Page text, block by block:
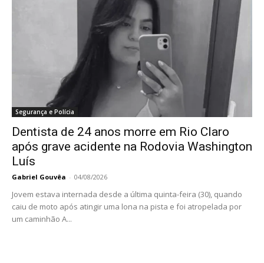
Segurança e Polícia
Dentista de 24 anos morre em Rio Claro
após grave acidente na Rodovia Washington
Luís
Gabriel Gouvêa - 04/08/2026
Jovem estava internada desde a última quinta-feira (30), quando
caiu de moto após atingir uma lona na pista e foi atropelada por
um caminhão A...